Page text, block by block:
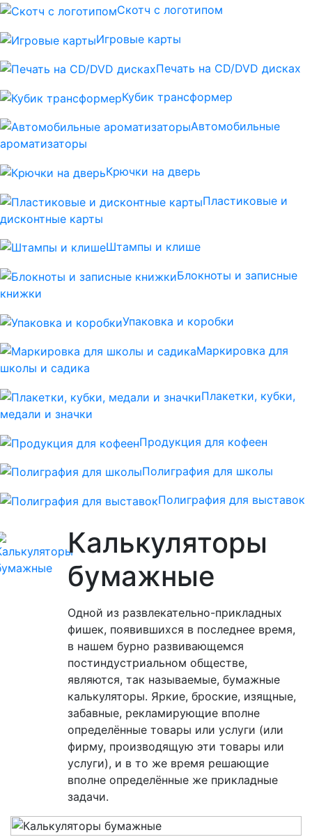
Скотч с логотипом
Игровые карты
Печать на CD/DVD дисках
Кубик трансформер
Автомобильные
ароматизаторы
Крючки на дверь
Пластиковые и
дисконтные карты
Штампы и клише
Блокноты и записные
книжки
Упаковка и коробки
Маркировка для
школы и садика
Плакетки, кубки,
медали и значки
Продукция для кофеен
Полиграфия для школы
Полиграфия для выставок
Калькуляторы
бумажные
Одной из развлекательно-прикладных
фишек, появившихся в последнее время,
в нашем бурно развивающемся
постиндустриальном обществе,
являются, так называемые, бумажные
калькуляторы. Яркие, броские, изящные,
забавные, рекламирующие вполне
определённые товары или услуги (или
фирму, производящую эти товары или
услуги), и в то же время решающие
вполне определённые же прикладные
задачи.